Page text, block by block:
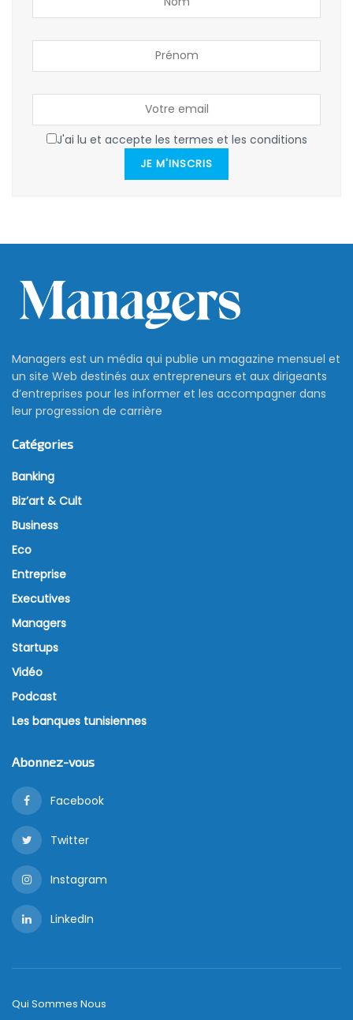
J'ai lu et accepte les termes et les conditions
JE M'INSCRIS
Managers est un média qui publie un magazine mensuel et
un site Web destinés aux entrepreneurs et aux dirigeants
d’entreprises pour les informer et les accompagner dans
leur progression de carrière
Catégories
Banking
Biz’art & Cult
Business
Eco
Entreprise
Executives
Managers
Startups
Vidéo
Podcast
Les banques tunisiennes
Abonnez-vous
Facebook
Twitter
Instagram
LinkedIn
Qui Sommes Nous